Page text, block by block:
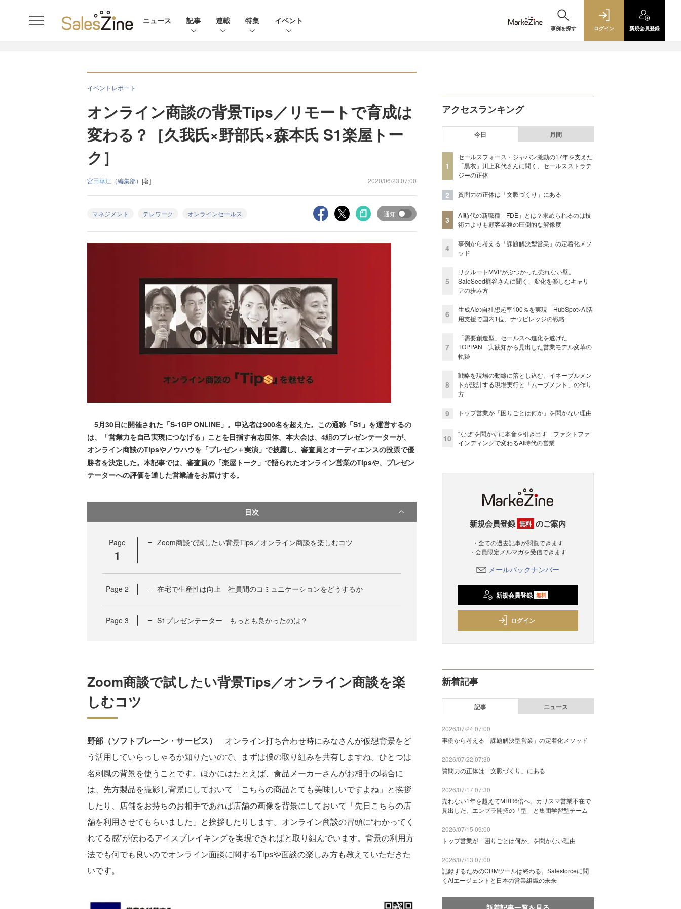
ニュース 記事 連載 特集 イベント
事例を探す ログイン 新規会員登録
イベントレポート
オンライン商談の背景Tips／リモートで育成は
変わる？［久我氏×野部氏×森本氏 S1楽屋トー
ク］
宮田華江（編集部） [著] 2020/06/23 07:00
マネジメント テレワーク オンラインセールス 通知
5月30日に開催された「S-1GP ONLINE」。申込者は900名を超えた。この通称「S1」を運営するの
は、「営業力を自己実現につなげる」ことを目指す有志団体。本大会は、4組のプレゼンテーターが、
オンライン商談のTipsやノウハウを「プレゼン＋実演」で披露し、審査員とオーディエンスの投票で優
勝者を決定した。本記事では、審査員の「楽屋トーク」で語られたオンライン営業のTipsや、プレゼン
テーターへの評価を通した営業論をお届けする。
目次
Page
1
Zoom商談で試したい背景Tips／オンライン商談を楽しむコツ
Page 2 在宅で生産性は向上 社員間のコミュニケーションをどうするか
Page 3 S1プレゼンテーター もっとも良かったのは？
Zoom商談で試したい背景Tips／オンライン商談を楽
しむコツ
野部（ソフトブレーン・サービス）
オンライン打ち合わせ時にみなさんが仮想背景をど
う活用していらっしゃるか知りたいので、まずは僕の取り組みを共有しますね。ひとつは
名刺風の背景を使うことです。ほかにはたとえば、食品メーカーさんがお相手の場合に
は、先方製品を撮影し背景にしておいて「こちらの商品とても美味しいですよね」と挨拶
したり、店舗をお持ちのお相手であれば店舗の画像を背景にしておいて「先日こちらの店
舗を利用させてもらいました」と挨拶したりします。オンライン商談の冒頭に“わかってく
れてる感”が伝わるアイスブレイキングを実現できればと取り組んでいます。背景の利用方
法でも何でも良いのでオンライン面談に関するTipsや面談の楽しみ方も教えていただきた
いです。
アクセスランキング
今日 月間
1
セールスフォース・ジャパン激動の17年を支えた
「黒衣」川上和代さんに聞く、セールスストラテ
ジーの正体
2 質問力の正体は「文脈づくり」にある
3
AI時代の新職種「FDE」とは？求められるのは技
術力よりも顧客業務の圧倒的な解像度
4
事例から考える「課題解決型営業」の定着化メソ
ッド
5
リクルートMVPがぶつかった売れない壁。
SaleSeed梶谷さんに聞く、変化を楽しむキャリ
アの歩み方
6
生成AIの自社想起率100％を実現 HubSpot×AI活
用支援で国内1位、ナウビレッジの戦略
7
「需要創造型」セールスへ進化を遂げた
TOPPAN 実践知から見出した営業モデル変革の
軌跡
8
戦略を現場の動線に落とし込む。イネーブルメン
トが設計する現場実行と「ムーブメント」の作り
方
9 トップ営業が「困りごとは何か」を聞かない理由
10
“なぜ”を聞かずに本音を引き出す ファクトファ
インディングで変わるAI時代の営業
新規会員登録 無料 のご案内
・全ての過去記事が閲覧できます
・会員限定メルマガを受信できます
メールバックナンバー
新規会員登録 無料
ログイン
新着記事
記事 ニュース
2026/07/24 07:00
事例から考える「課題解決型営業」の定着化メソッド
2026/07/22 07:30
質問力の正体は「文脈づくり」にある
2026/07/17 07:30
売れない1年を越えてMRR6倍へ。カリスマ営業不在で
見出した、エンプラ開拓の「型」と集団学習型チーム
2026/07/15 09:00
トップ営業が「困りごとは何か」を聞かない理由
2026/07/13 07:00
記録するためのCRMツールは終わる。Salesforceに聞
くAIエージェントと日本の営業組織の未来